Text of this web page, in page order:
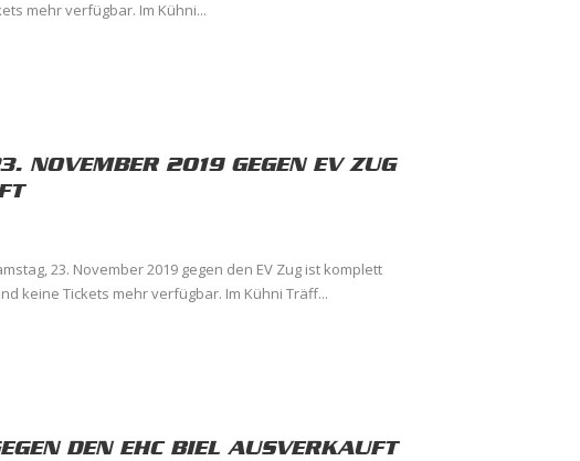
mehr verfügbar. Im Kühni...
NOVEMBER 2019 GEGEN EV ZUG
23. November 2019 gegen den EV Zug ist komplett
keine Tickets mehr verfügbar. Im Kühni Träff...
DEN EHC BIEL AUSVERKAUFT